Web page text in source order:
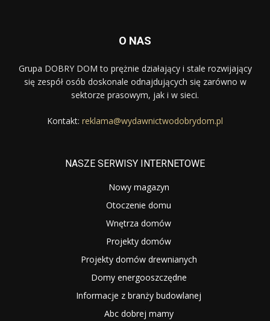
O NAS
Grupa DOBRY DOM to prężnie działający i stale rozwijający
się zespół osób doskonale odnajdujących się zarówno w
sektorze prasowym, jak i w sieci.
Kontakt: reklama@wydawnictwodobrydom.pl
NASZE SERWISY INTERNETOWE
Nowy magazyn
Otoczenie domu
Wnętrza domów
Projekty domów
Projekty domów drewnianych
Domy energooszczędne
Informacje z branży budowlanej
Abc dobrej mamy